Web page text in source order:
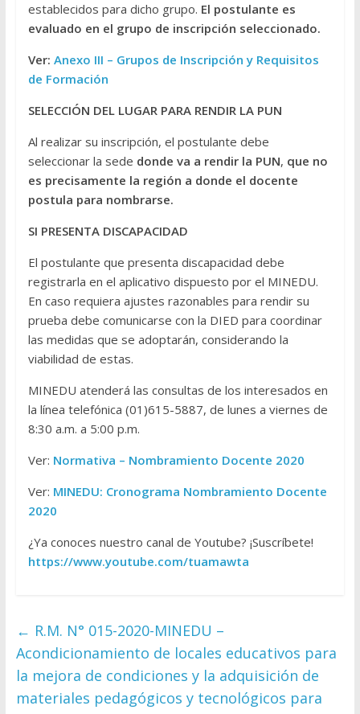
establecidos para dicho grupo. El postulante es
evaluado en el grupo de inscripción seleccionado.
Ver: Anexo III – Grupos de Inscripción y Requisitos
de Formación
SELECCIÓN DEL LUGAR PARA RENDIR LA PUN
Al realizar su inscripción, el postulante debe
seleccionar la sede donde va a rendir la PUN, que no
es precisamente la región a donde el docente
postula para nombrarse.
SI PRESENTA DISCAPACIDAD
El postulante que presenta discapacidad debe
registrarla en el aplicativo dispuesto por el MINEDU.
En caso requiera ajustes razonables para rendir su
prueba debe comunicarse con la DIED para coordinar
las medidas que se adoptarán, considerando la
viabilidad de estas.
MINEDU atenderá las consultas de los interesados en
la línea telefónica (01)615-5887, de lunes a viernes de
8:30 a.m. a 5:00 p.m.
Ver: Normativa – Nombramiento Docente 2020
Ver: MINEDU: Cronograma Nombramiento Docente
2020
¿Ya conoces nuestro canal de Youtube? ¡Suscríbete!
https://www.youtube.com/tuamawta
← R.M. N° 015-2020-MINEDU –
Acondicionamiento de locales educativos para
la mejora de condiciones y la adquisición de
materiales pedagógicos y tecnológicos para